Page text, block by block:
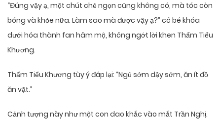
“Đúng vậy ạ, một chút chẻ ngọn cũng không có, mà tóc còn
bóng và khỏe nữa. Làm sao mà được vậy ạ?” cô bé khóa
dưới hóa thành fan hâm mộ, không ngớt lời khen Thẩm Tiểu
Khương.
Thẩm Tiểu Khương tùy ý đáp lại: “Ngủ sớm dậy sớm, ăn ít đồ
ăn vặt.”
Cảnh tượng này như một con dao khắc vào mắt Trần Nghị.